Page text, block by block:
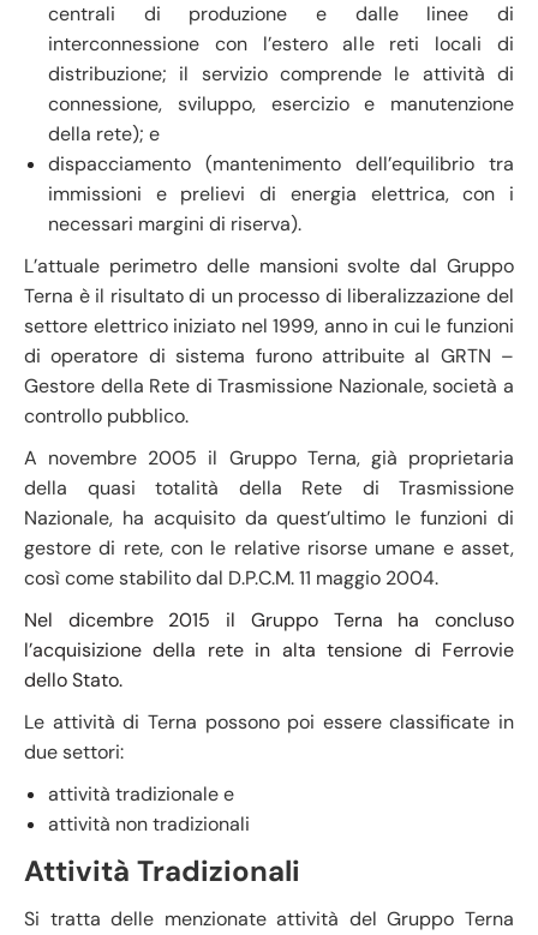
centrali di produzione e dalle linee di
interconnessione con l’estero alle reti locali di
distribuzione; il servizio comprende le attività di
connessione, sviluppo, esercizio e manutenzione
della rete); e
dispacciamento (mantenimento dell’equilibrio tra
immissioni e prelievi di energia elettrica, con i
necessari margini di riserva).
L’attuale perimetro delle mansioni svolte dal Gruppo
Terna è il risultato di un processo di liberalizzazione del
settore elettrico iniziato nel 1999, anno in cui le funzioni
di operatore di sistema furono attribuite al GRTN –
Gestore della Rete di Trasmissione Nazionale, società a
controllo pubblico.
A novembre 2005 il Gruppo Terna, già proprietaria
della quasi totalità della Rete di Trasmissione
Nazionale, ha acquisito da quest’ultimo le funzioni di
gestore di rete, con le relative risorse umane e asset,
così come stabilito dal D.P.C.M. 11 maggio 2004.
Nel dicembre 2015 il Gruppo Terna ha concluso
l’acquisizione della rete in alta tensione di Ferrovie
dello Stato.
Le attività di Terna possono poi essere classificate in
due settori:
attività tradizionale e
attività non tradizionali
Attività Tradizionali
Si tratta delle menzionate attività del Gruppo Terna